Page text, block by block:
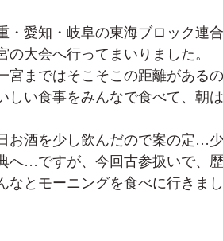
・愛知・岐阜の東海ブロック連
の大会へ行ってまいりました。
宮まではそこそこの距離がある
しい食事をみんなで食べて、朝
お酒を少し飲んだので案の定…
へ…ですが、今回古参扱いで、
なとモーニングを食べに行きま